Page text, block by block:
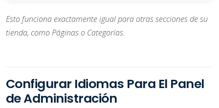
Esto funciona exactamente igual para otras secciones de su
tienda, como Páginas o Categorías.
Configurar Idiomas Para El Panel
de Administración